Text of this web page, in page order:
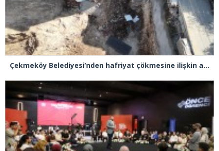
Çekmeköy Belediyesi’nden hafriyat çökmesine ilişkin açıklama